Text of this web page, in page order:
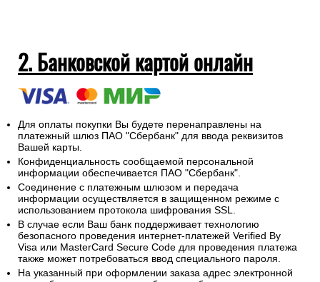
2. Банковской картой онлайн
Для оплаты покупки Вы будете перенаправлены на
платежный шлюз ПАО "Сбербанк" для ввода реквизитов
Вашей карты.
Конфиденциальность сообщаемой персональной
информации обеспечивается ПАО "Сбербанк".
Соединение с платежным шлюзом и передача
информации осуществляется в защищенном режиме с
использованием протокола шифрования SSL.
В случае если Ваш банк поддерживает технологию
безопасного проведения интернет-платежей Verified By
Visa или MasterCard Secure Code для проведения платежа
также может потребоваться ввод специального пароля.
На указанный при оформлении заказа адрес электронной